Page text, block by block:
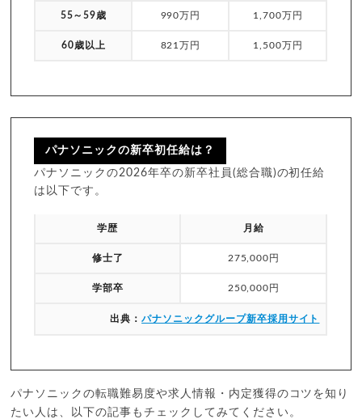
55～59歳 990万円 1,700万円
60歳以上 821万円 1,500万円
パナソニックの新卒初任給は？
パナソニックの2026年卒の新卒社員(総合職)の初任給
は以下です。
学歴 月給
修士了 275,000円
学部卒 250,000円
出典：パナソニックグループ新卒採用サイト
パナソニックの転職難易度や求人情報・内定獲得のコツを知り
たい人は、以下の記事もチェックしてみてください。